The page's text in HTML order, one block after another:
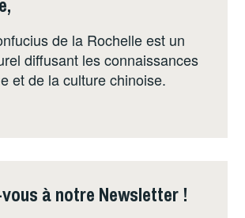
de la Rochelle est un
diffusant les connaissances
et de la culture chinoise.
à notre Newsletter !